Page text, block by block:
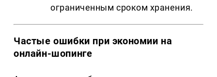
ограниченным сроком хранения.
Частые ошибки при экономии на
онлайн-шопинге